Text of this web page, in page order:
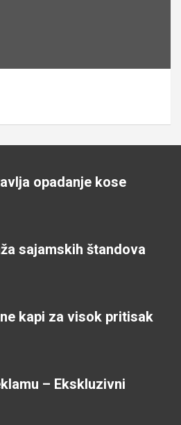
opadanje kose
sajamskih štandova
kapi za visok pritisak
– Ekskluzivni